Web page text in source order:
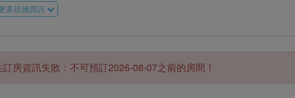
多設施資訊
訂房資訊失敗：不可預訂2026-08-07之前的房間！